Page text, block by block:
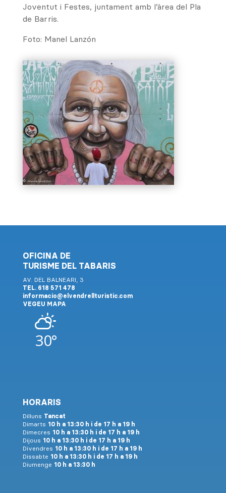
Joventut i Festes, juntament amb l’àrea del Pla
de Barris.
Foto: Manel Lanzón
OFICINA DE
TURISME DEL TABARIS
AV. DEL BALNEARI, 3
TEL. 618 571 478
informacio@elvendrellturistic.com
VEGEU MAPA
30°
HORARIS
Dilluns Tancat
Dimarts 10 h a 13:30 h i de 17 h a 19 h
Dimecres 10 h a 13:30 h i de 17 h a 19 h
Dijous 10 h a 13:30 h i de 17 h a 19 h
Divendres 10 h a 13:30 h i de 17 h a 19 h
Dissabte 10 h a 13:30 h i de 17 h a 19 h
Diumenge 10 h a 13:30 h